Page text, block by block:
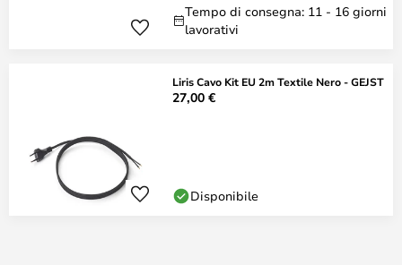
Tempo di consegna: 11 - 16 giorni
lavorativi
Liris Cavo Kit EU 2m Textile Nero - GEJST
27,00 €
Disponibile